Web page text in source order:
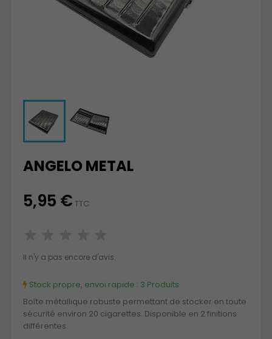
ANGELO METAL
5,95 € TTC
Il n'y a pas encore d'avis.
Stock propre, envoi rapide : 3 Produits
Boîte métallique robuste permettant de stocker en toute
sécurité environ 20 cigarettes. Disponible en 2 finitions
différentes.